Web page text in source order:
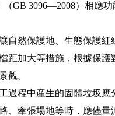
GB 3096—2008）相應
然保護地、生態保護紅
距加大等措施，根據保護
觀。
程中産生的固體垃圾應
、牽張場地等時，應儘量